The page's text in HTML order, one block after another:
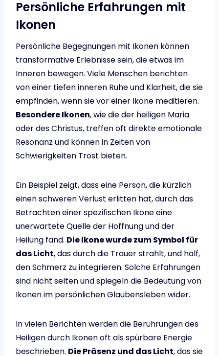
Persönliche Erfahrungen mit
Ikonen
Persönliche Begegnungen mit Ikonen können
transformative Erlebnisse sein, die etwas im
Inneren bewegen. Viele Menschen berichten
von einer tiefen inneren Ruhe und Klarheit, die sie
empfinden, wenn sie vor einer Ikone meditieren.
Besondere Ikonen, wie die der heiligen Maria
oder des Christus, treffen oft direkte emotionale
Resonanz und können in Zeiten von
Schwierigkeiten Trost bieten.
Ein Beispiel zeigt, dass eine Person, die kürzlich
einen schweren Verlust erlitten hat, durch das
Betrachten einer spezifischen Ikone eine
unerwartete Quelle der Hoffnung und der
Heilung fand. Die Ikone wurde zum Symbol für
das Licht, das durch die Trauer strahlt, und half,
den Schmerz zu integrieren. Solche Erfahrungen
sind nicht selten und spiegeln die Bedeutung von
Ikonen im persönlichen Glaubensleben wider.
In vielen Berichten werden die Berührungen des
Heiligen durch Ikonen oft als spürbare Energie
beschrieben. Die Präsenz und das Licht, das sie